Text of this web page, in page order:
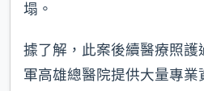
塌。
據了解，此案後續醫療照護
軍高雄總醫院提供大量專業